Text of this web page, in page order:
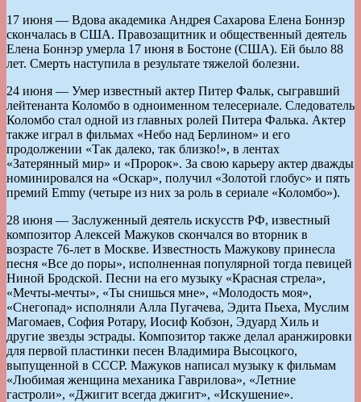
17 июня — Вдова академика Андрея Сахарова Елена Боннэр
скончалась в США. Правозащитник и общественный деятель
Елена Боннэр умерла 17 июня в Бостоне (США). Ей было 88
лет. Смерть наступила в результате тяжелой болезни.
24 июня — Умер известный актер Питер Фальк, сыгравший
лейтенанта Коломбо в одноименном телесериале. Следователь
Коломбо стал одной из главных ролей Питера Фалька. Актер
также играл в фильмах «Небо над Берлином» и его
продолжении «Так далеко, так близко!», в лентах
«Затерянный мир» и «Пророк». За свою карьеру актер дважды
номинировался на «Оскар», получил «Золотой глобус» и пять
премий Emmy (четыре из них за роль в сериале «Коломбо»).
28 июня — Заслуженный деятель искусств РФ, известный
композитор Алексей Мажуков скончался во вторник в
возрасте 76-лет в Москве. Известность Мажукову принесла
песня «Все до поры», исполненная популярной тогда певицей
Ниной Бродской. Песни на его музыку «Красная стрела»,
«Мечты-мечты», «Ты снишься мне», «Молодость моя»,
«Снегопад» исполняли Алла Пугачева, Эдита Пьеха, Муслим
Магомаев, София Ротару, Иосиф Кобзон, Эдуард Хиль и
другие звезды эстрады. Композитор также делал аранжировки
для первой пластинки песен Владимира Высоцкого,
выпущенной в СССР. Мажуков написал музыку к фильмам
«Любимая женщина механика Гаврилова», «Летние
гастроли», «Джигит всегда джигит», «Искушение».